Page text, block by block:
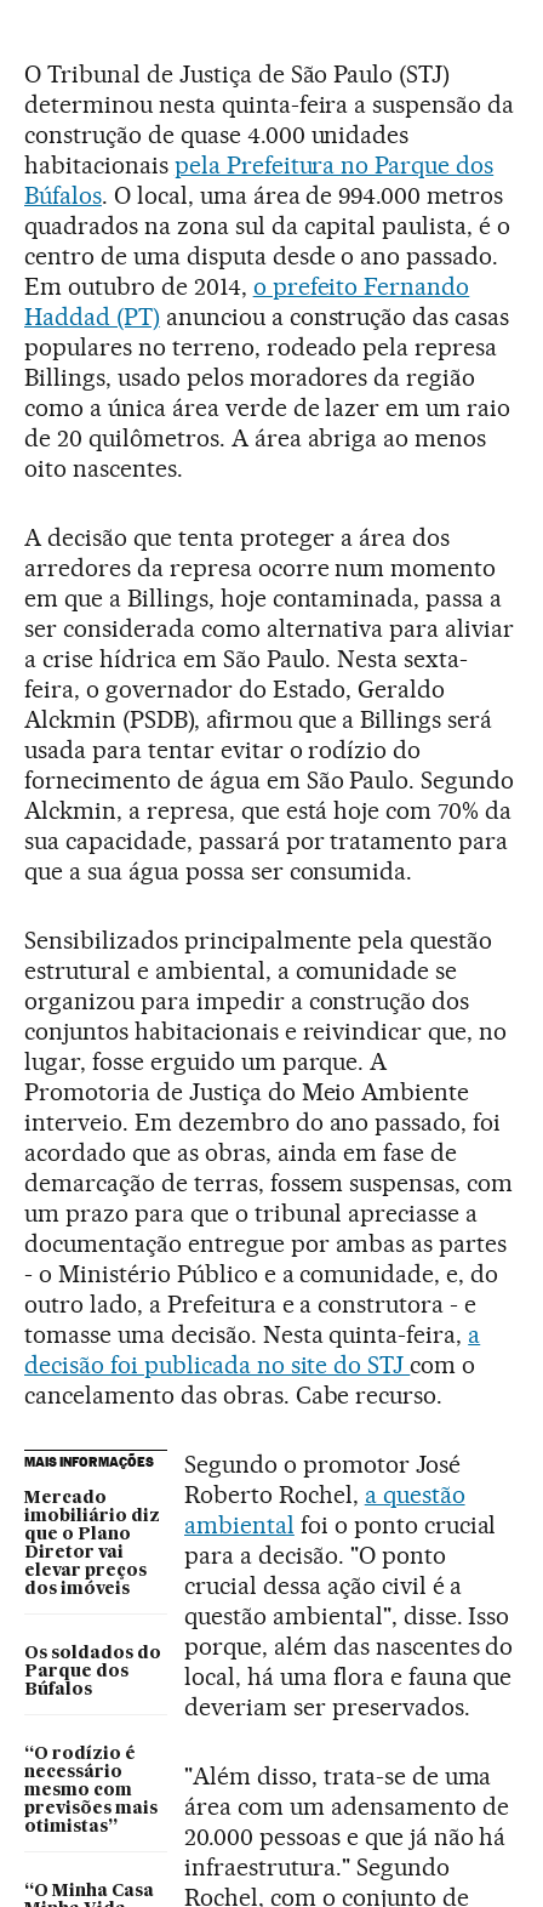
O Tribunal de Justiça de São Paulo (STJ)
determinou nesta quinta-feira a suspensão da
construção de quase 4.000 unidades
habitacionais pela Prefeitura no Parque dos
Búfalos. O local, uma área de 994.000 metros
quadrados na zona sul da capital paulista, é o
centro de uma disputa desde o ano passado.
Em outubro de 2014, o prefeito Fernando
Haddad (PT) anunciou a construção das casas
populares no terreno, rodeado pela represa
Billings, usado pelos moradores da região
como a única área verde de lazer em um raio
de 20 quilômetros. A área abriga ao menos
oito nascentes.
A decisão que tenta proteger a área dos
arredores da represa ocorre num momento
em que a Billings, hoje contaminada, passa a
ser considerada como alternativa para aliviar
a crise hídrica em São Paulo. Nesta sexta-
feira, o governador do Estado, Geraldo
Alckmin (PSDB), afirmou que a Billings será
usada para tentar evitar o rodízio do
fornecimento de água em São Paulo. Segundo
Alckmin, a represa, que está hoje com 70% da
sua capacidade, passará por tratamento para
que a sua água possa ser consumida.
Sensibilizados principalmente pela questão
estrutural e ambiental, a comunidade se
organizou para impedir a construção dos
conjuntos habitacionais e reivindicar que, no
lugar, fosse erguido um parque. A
Promotoria de Justiça do Meio Ambiente
interveio. Em dezembro do ano passado, foi
acordado que as obras, ainda em fase de
demarcação de terras, fossem suspensas, com
um prazo para que o tribunal apreciasse a
documentação entregue por ambas as partes
- o Ministério Público e a comunidade, e, do
outro lado, a Prefeitura e a construtora - e
tomasse uma decisão. Nesta quinta-feira, a
decisão foi publicada no site do STJcom o
cancelamento das obras. Cabe recurso.
MAIS INFORMAÇÕES
Mercado
imobiliário diz
que o Plano
Diretor vai
elevar preços
dos imóveis
Os soldados do
Parque dos
Búfalos
“O rodízio é
necessário
mesmo com
previsões mais
otimistas”
“O Minha Casa
Segundo o promotor José
Roberto Rochel, a questão
ambiental foi o ponto crucial
para a decisão. "O ponto
crucial dessa ação civil é a
questão ambiental", disse. Isso
porque, além das nascentes do
local, há uma flora e fauna que
deveriam ser preservados.
"Além disso, trata-se de uma
área com um adensamento de
20.000 pessoas e que já não há
infraestrutura." Segundo
Rochel, com o conjunto de